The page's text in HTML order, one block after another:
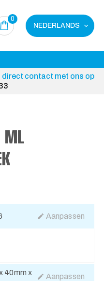
0
NEDERLANDS
direct contact met ons op
ML
Aanpassen
40mm x
Aanpassen